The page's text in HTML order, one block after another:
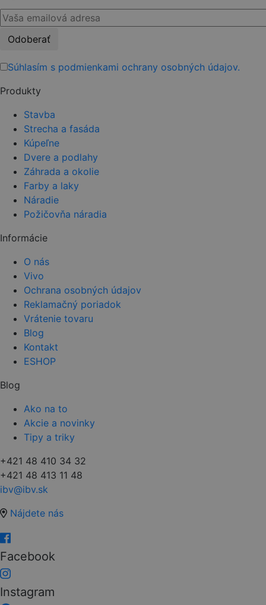
Please
this
empty.
Súhlasím s podmienkami ochrany osobných údajov.
Produkty
Stavba
Strecha a fasáda
Kúpeľne
Dvere a podlahy
Záhrada a okolie
Farby a laky
Náradie
Požičovňa náradia
Informácie
O nás
Vivo
Ochrana osobných údajov
Reklamačný poriadok
Vrátenie tovaru
Blog
Kontakt
ESHOP
Blog
Ako na to
Akcie a novinky
Tipy a triky
+421 48 410 34 32
+421 48 413 11 48
ibv@ibv.sk
Nájdete nás
Facebook
Instagram